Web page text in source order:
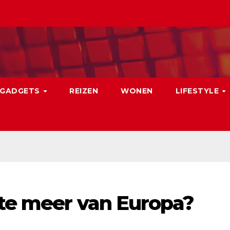
GADGETS REIZEN WONEN LIFESTYLE
meer van Europa?